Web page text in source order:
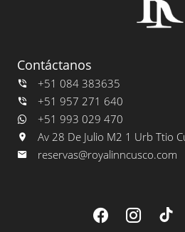
Contáctanos
+51 084 383635
+51 957 271 640
+51 993 029 470
Av 28 De Julio M2 1 Urb Ttio
reservas@royalinncusco.com